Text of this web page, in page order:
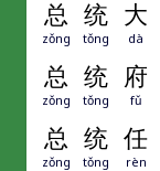
总 统 大
zǒng tǒng dà
总 统 府
zǒng tǒng fǔ
总 统 任
zǒng tǒng rèn